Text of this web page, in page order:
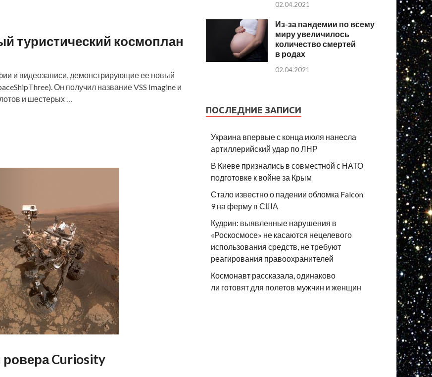
туристический космоплан
и видеозаписи, демонстрирующие ее новый
Он получил название VSS Imagine и
и шестерых …
Curiosity
02.04.2021
Из-за пандемии по всему
миру увеличилось
количество смертей
в родах
02.04.2021
ПОСЛЕДНИЕ ЗАПИСИ
Украина впервые с конца июля нанесла
артиллерийский удар по ЛНР
В Киеве признались в совместной с НАТО
подготовке к войне за Крым
Стало известно о падении обломка Falcon
9 на ферму в США
Кудрин: выявленные нарушения в
«Роскосмосе» не касаются нецелевого
использования средств, не требуют
реагирования правоохранителей
Космонавт рассказала, одинаково
ли готовят для полетов мужчин и женщин